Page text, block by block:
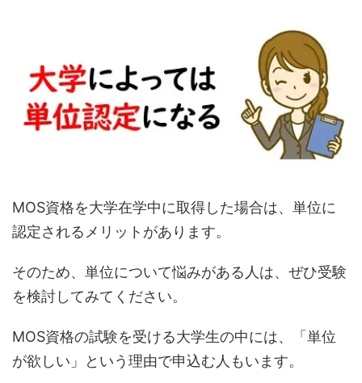
MOS資格を大学在学中に取得した場合は、単位に
認定されるメリットがあります。
そのため、単位について悩みがある人は、ぜひ受験
を検討してみてください。
MOS資格の試験を受ける大学生の中には、「単位
が欲しい」という理由で申込む人もいます。